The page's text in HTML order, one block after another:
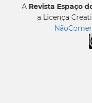
A Revista Espaço
a Licença